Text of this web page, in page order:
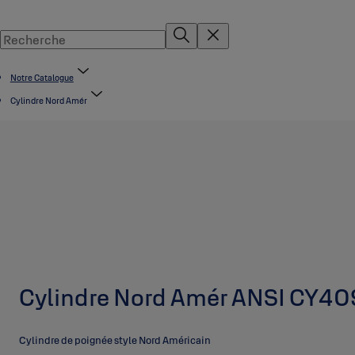
Notre Catalogue
Cylindre Nord Amér
Cylindre Nord Amér ANSI
Cylindre de poignée style Nord Américain